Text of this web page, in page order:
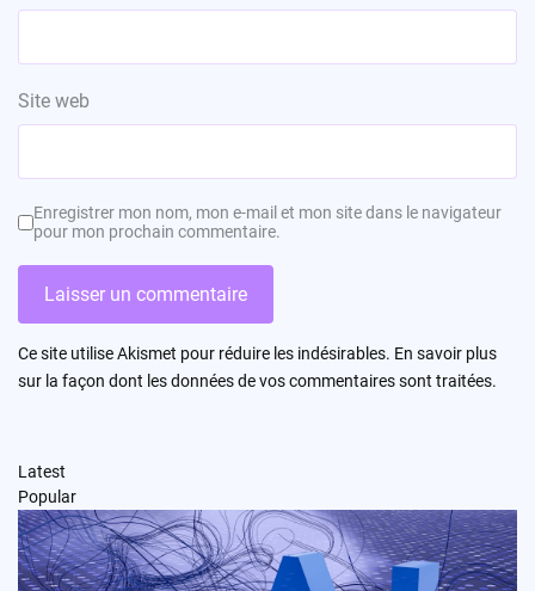
Site web
Enregistrer mon nom, mon e-mail et mon site dans le navigateur
pour mon prochain commentaire.
Ce site utilise Akismet pour réduire les indésirables. En savoir plus
sur la façon dont les données de vos commentaires sont traitées.
Latest
Popular